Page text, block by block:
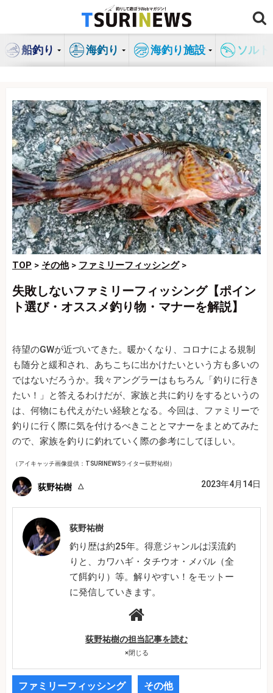
ン
船釣り 海釣り 海釣り施設 ソル
TOP > その他> ファミリーフィッシング>
失敗しないファミリーフィッシング【ポイン
ト選び・オススメ釣り物・マナーを解説】
待望のGWが近づいてきた。暖かくなり、コロナによる規制
も随分と緩和され、あちこちに出かけたいという方も多いの
ではないだろうか。我々アングラーはもちろん「釣りに行き
たい！」と答えるわけだが、家族と共に釣りをするというの
は、何物にも代えがたい経験となる。今回は、ファミリーで
釣りに行く際に気を付けるべきこととマナーをまとめてみた
ので、家族を釣りに釣れていく際の参考にしてほしい。
（アイキャッチ画像提供：TSURINEWSライター荻野祐樹）
荻野祐樹 2023年4月14日
荻野祐樹
釣り歴は約25年。得意ジャンルは渓流釣
りと、カワハギ・タチウオ・メバル（全
て餌釣り）等。解りやすい！をモットー
に発信していきます。
荻野祐樹の担当記事を読む
×閉じる
ファミリーフィッシング その他